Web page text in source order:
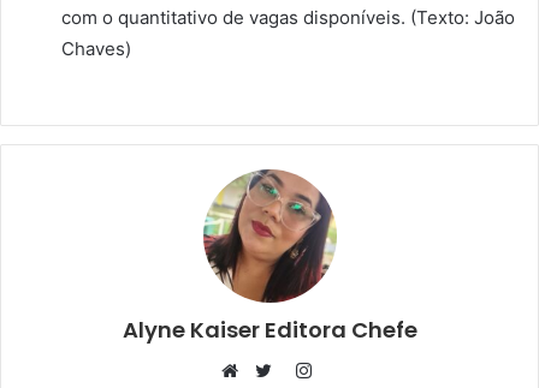
com o quantitativo de vagas disponíveis. (Texto: João
Chaves)
Alyne Kaiser Editora Chefe
Instagram